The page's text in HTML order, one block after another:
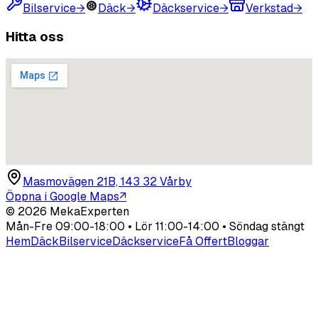
Bilservice→ Däck→ Däckservice→ Verkstad→
Hitta oss
Masmovägen 21B, 143 32 Vårby
Öppna i Google Maps↗
© 2026 MekaExperten
Mån-Fre 09:00-18:00 • Lör 11:00-14:00 • Söndag stängt
HemDäckBilserviceDäckserviceFå OffertBloggar